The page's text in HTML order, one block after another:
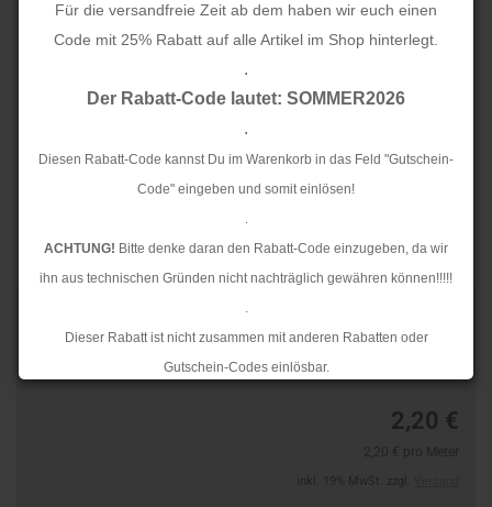
Für die versandfreie Zeit ab dem haben wir euch einen
Code mit 25% Rabatt auf alle Artikel im Shop hinterlegt.
.
Der Rabatt-Code lautet: SOMMER2026
.
Diesen Rabatt-Code kannst Du im Warenkorb in das Feld "Gutschein-
Code" eingeben und somit einlösen!
.
ACHTUNG! Bitte denke daran den Rabatt-Code einzugeben, da wir
ihn aus technischen Gründen nicht nachträglich gewähren können!!!!!
.
Dieser Rabatt ist nicht zusammen mit anderen Rabatten oder
Gutschein-Codes einlösbar.
Ab dem 17.08.2026 versenden wir wieder wie gewohnt. Aufgrund des
2,20 €